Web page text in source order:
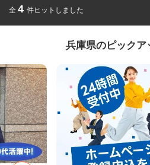
全 4 件ヒットしました
兵庫県のピックア